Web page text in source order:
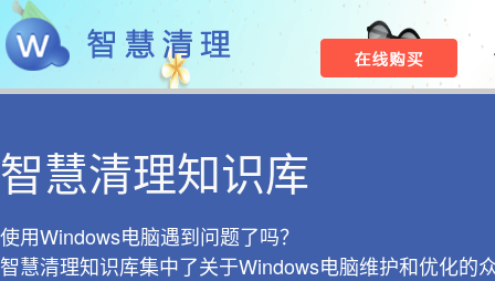
智慧清理知识库
使用Windows电脑遇到问题了吗？
智慧清理知识库集中了关于Windows电脑维护和优化的